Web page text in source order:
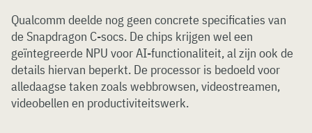
Qualcomm deelde nog geen concrete specificaties van
de Snapdragon C-socs. De chips krijgen wel een
geïntegreerde NPU voor AI-functionaliteit, al zijn ook de
details hiervan beperkt. De processor is bedoeld voor
alledaagse taken zoals webbrowsen, videostreamen,
videobellen en productiviteitswerk.